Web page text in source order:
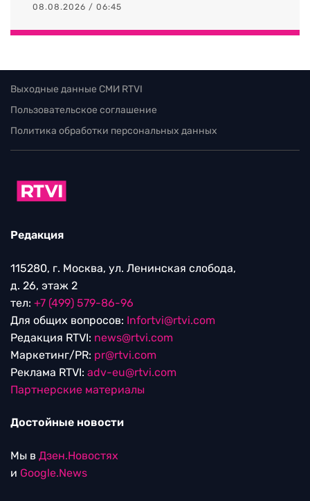
08.08.2026 / 06:45
Выходные данные СМИ RTVI
Пользовательское соглашение
Политика обработки персональных данных
Редакция
115280, г. Москва, ул. Ленинская слобода,
д. 26, этаж 2
тел: +7 (499) 579-86-96
Для общих вопросов: Infortvi@rtvi.com
Редакция RTVI: news@rtvi.com
Маркетинг/PR: pr@rtvi.com
Реклама RTVI: adv-eu@rtvi.com
Партнерские материалы
Достойные новости
Мы в Дзен.Новостях
и Google.News